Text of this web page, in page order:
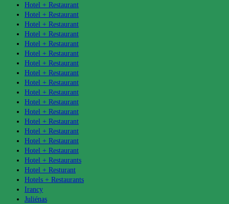
Hotel + Restaurant
Hotel + Restaurant
Hotel + Restaurant
Hotel + Restaurant
Hotel + Restaurant
Hotel + Restaurant
Hotel + Restaurant
Hotel + Restaurant
Hotel + Restaurant
Hotel + Restaurant
Hotel + Restaurant
Hotel + Restaurant
Hotel + Restaurant
Hotel + Restaurant
Hotel + Restaurant
Hotel + Restaurant
Hotel + Restaurants
Hotel + Resturant
Hotels + Restaurants
Irancy
Juliénas